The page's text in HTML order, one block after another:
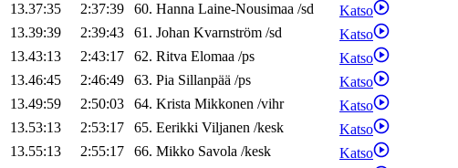
13.37:35
2:37:39 60. Hanna Laine-Nousimaa /sd
Katso
13.39:39
2:39:43 61. Johan Kvarnström /sd
Katso
13.43:13
2:43:17 62. Ritva Elomaa /ps
Katso
13.46:45
2:46:49 63. Pia Sillanpää /ps
Katso
13.49:59
2:50:03 64. Krista Mikkonen /vihr
Katso
13.53:13
2:53:17 65. Eerikki Viljanen /kesk
Katso
13.55:13
2:55:17 66. Mikko Savola /kesk
Katso